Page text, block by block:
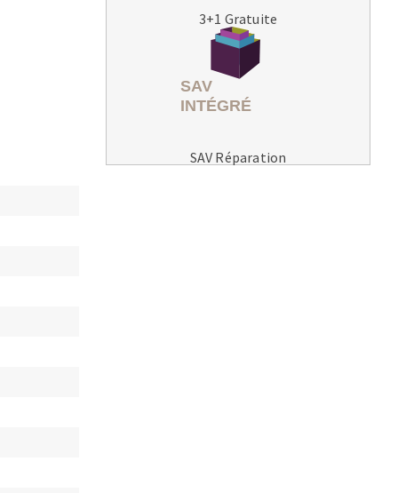
MACHINES POUR LE TRAVAIL DU
MÉTAL
Tronçonneuses
3+1 Gratuite
SAV Réparation